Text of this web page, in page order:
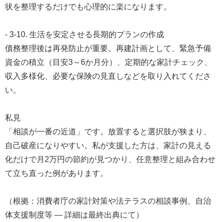
状を整理するだけでも心理的に楽になります。
- 3-10. 生活を安定させる長期的プランの作成
債務整理後は再発防止が重要。再建計画として、緊急予備
資金の積立（目安3～6か月分）、定期的な家計チェック、
収入多様化、必要な保険の見直しなどを取り入れてくださ
い。
私見
「相談が一番の近道」です。放置すると選択肢が狭まり、
自己破産になりやすい。私が支援した方は、家計の見える
化だけで月2万円の節約が見つかり、任意整理と組み合わせ
て立ち直った例があります。
（根拠：消費者庁の家計対策や法テラスの相談事例、自治
体支援制度等 — 詳細は最終出典にて）